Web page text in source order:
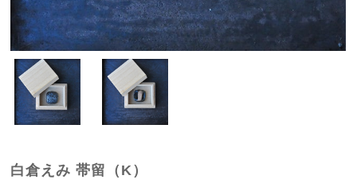
白倉えみ 帯留（K）